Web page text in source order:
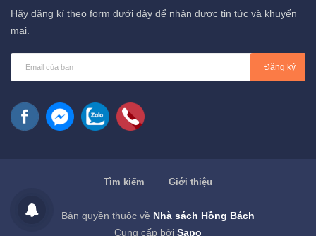
Hãy đăng kí theo form dưới đây để nhận được tin tức và khuyến
mại.
Đăng ký
Tìm kiếm Giới thiệu
Bản quyền thuộc về Nhà sách Hồng Bách
Cung cấp bởi Sapo